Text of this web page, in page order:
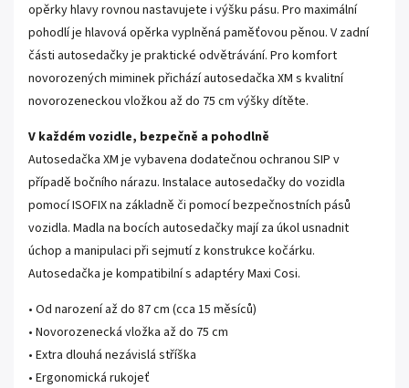
opěrky hlavy rovnou nastavujete i výšku pásu. Pro maximální
pohodlí je hlavová opěrka vyplněná paměťovou pěnou. V zadní
části autosedačky je praktické odvětrávání. Pro komfort
novorozených miminek přichází autosedačka XM s kvalitní
novorozeneckou vložkou až do 75 cm výšky dítěte.
V každém vozidle, bezpečně a pohodlně
Autosedačka XM je vybavena dodatečnou ochranou SIP v
případě bočního nárazu. Instalace autosedačky do vozidla
pomocí ISOFIX na základně či pomocí bezpečnostních pásů
vozidla. Madla na bocích autosedačky mají za úkol usnadnit
úchop a manipulaci při sejmutí z konstrukce kočárku.
Autosedačka je kompatibilní s adaptéry Maxi Cosi.
• Od narození až do 87 cm (cca 15 měsíců)
• Novorozenecká vložka až do 75 cm
• Extra dlouhá nezávislá stříška
• Ergonomická rukojeť